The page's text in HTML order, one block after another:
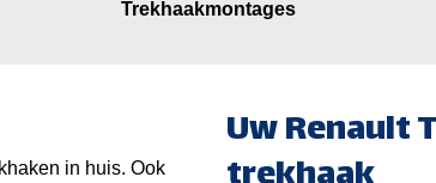
Trekhaakmontages
in huis. Ook
Uw Renault